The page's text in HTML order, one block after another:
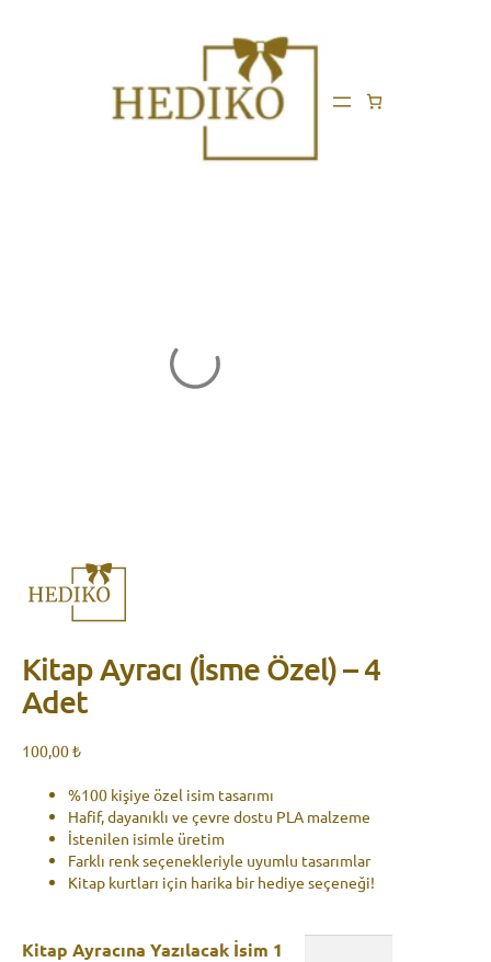
Kitap Ayracı (İsme Özel) – 4
Adet
100,00₺
%100 kişiye özel isim tasarımı
Hafif, dayanıklı ve çevre dostu PLA malzeme
İstenilen isimle üretim
Farklı renk seçenekleriyle uyumlu tasarımlar
Kitap kurtları için harika bir hediye seçeneği!
Kitap Ayracına Yazılacak İsim 1